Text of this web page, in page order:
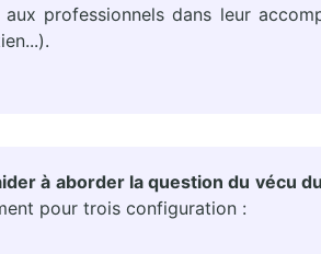
professionnels dans leur
à aborder la question du vécu
pour trois configuration :